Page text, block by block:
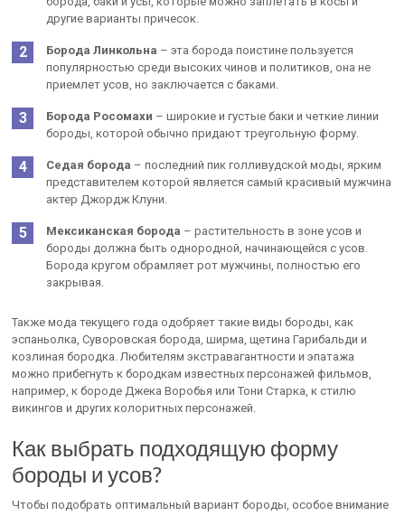
другие варианты причесок.
Борода Линкольна – эта борода поистине пользуется
популярностью среди высоких чинов и политиков, она не
приемлет усов, но заключается с баками.
Борода Росомахи – широкие и густые баки и четкие линии
бороды, которой обычно придают треугольную форму.
Седая борода – последний пик голливудской моды, ярким
представителем которой является самый красивый мужчина
актер Джордж Клуни.
Мексиканская борода – растительность в зоне усов и
бороды должна быть однородной, начинающейся с усов.
Борода кругом обрамляет рот мужчины, полностью его
закрывая.
Также мода текущего года одобряет такие виды бороды, как
эспаньолка, Суворовская борода, ширма, щетина Гарибальди и
козлиная бородка. Любителям экстравагантности и эпатажа
можно прибегнуть к бородкам известных персонажей фильмов,
например, к бороде Джека Воробья или Тони Старка, к стилю
викингов и других колоритных персонажей.
Как выбрать подходящую форму
бороды и усов?
Чтобы подобрать оптимальный вариант бороды, особое внимание